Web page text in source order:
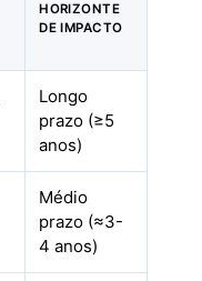
HORIZONTE
DE IMPACTO
Longo
prazo (≥5
anos)
Médio
prazo (≈3-
4 anos)